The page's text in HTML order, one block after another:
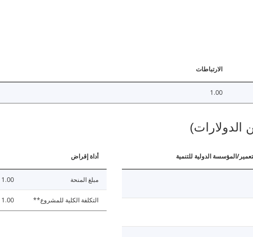
الارتباطات
1.00
الدولارات)
المؤسسة الدولية للتنمية أداة إقراض
مبلغ المنحة 1.00
التكلفة الكلية للمشروع** 1.00